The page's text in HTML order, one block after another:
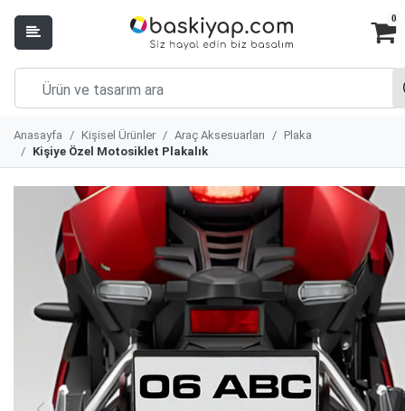
0
Anasayfa Kişisel Ürünler Araç Aksesuarları
Plaka
Kişiye Özel Motosiklet Plakalık